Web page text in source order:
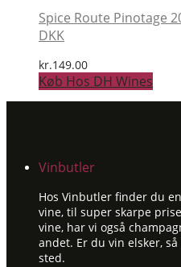
Spice Route Pinotage
DKK
kr.149.00
Køb Hos DH Wines
Vinbutler
Hos Vinbutler finder du
vine, til super skarpe
vine, har vi også
andet. Er du vin elsker,
sted.